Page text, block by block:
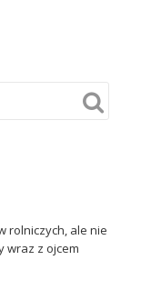
rolniczych, ale nie
wraz z ojcem